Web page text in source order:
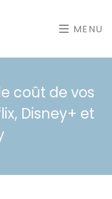
MENU
coût de vos
Disney+ et